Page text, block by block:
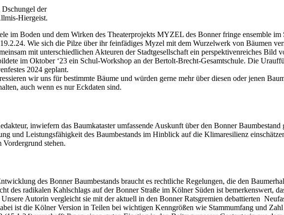
der
Hiergeist.
im Boden und dem Wirken des Theaterprojekts MYZEL des Bonner fringe ensemble im
Wie sich die Pilze über ihr feinfädiges Myzel mit dem Wurzelwerk von Bäumen
mit unterschiedlichen Akteuren der Stadtgesellschaft ein perspektivenreiches Bild
im Oktober ‘23 ein Schul-Workshop an der Bertolt-Brecht-Gesamtschule. Die
2024 geplant.
wir uns für bestimmte Bäume und würden gerne mehr über diesen oder jenen
auch wenn es nur Eckdaten sind.
inwiefern das Baumkataster umfassende Auskunft über den Bonner
und Leistungsfähigkeit des Baumbestands im Hinblick auf die Klimaresilienz
Vordergrund stehen.
des Bonner Baumbestands braucht es rechtliche Regelungen, die den
des radikalen Kahlschlags auf der Bonner Straße im Kölner Süden ist bemerkenswert,
Autorin vergleicht sie mit der aktuell in den Bonner Ratsgremien debattierten
ist die Kölner Version in Teilen bei wichtigen Kenngrößen wie Stammumfang und Zahl